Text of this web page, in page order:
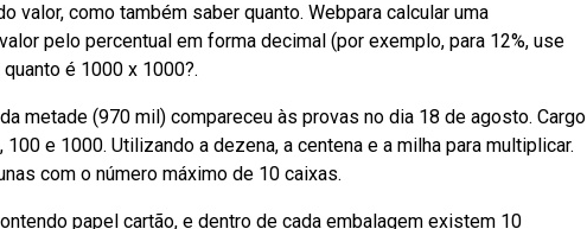
valor, como também saber quanto. Webpara calcular uma
pelo percentual em forma decimal (por exemplo, para 12%, use
é 1000 x 1000?.
metade (970 mil) compareceu às provas no dia 18 de agosto. Cargo
e 1000. Utilizando a dezena, a centena e a milha para multiplicar.
com o número máximo de 10 caixas.
papel cartão, e dentro de cada embalagem existem 10